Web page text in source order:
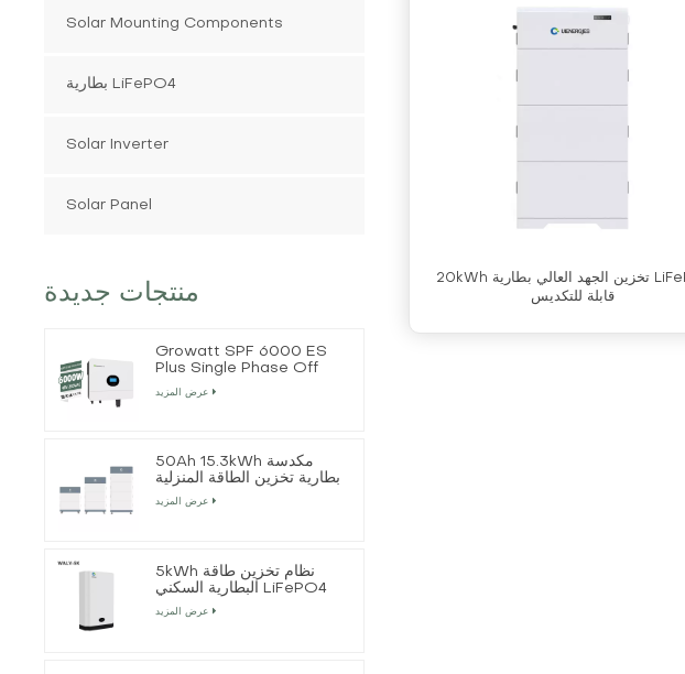
20kWh تخزين الجهد العالي بطارية LiFePo4
قابلة للتكديس
Solar Mounting Components
بطارية LiFePO4
Solar Inverter
Solar Panel
منتجات جديدة
Growatt SPF 6000 ES
Plus Single Phase Off
Grid Solar Inverter
عرض المزيد
50Ah 15.3kWh مكدسة
بطارية تخزين الطاقة المنزلية
عرض المزيد
5kWh نظام تخزين طاقة
البطارية السكني LiFePO4
عرض المزيد